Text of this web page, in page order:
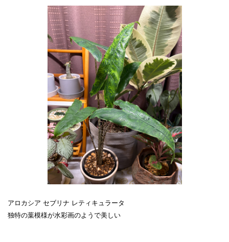
アロカシア セブリナ レティキュラータ
独特の葉模様が水彩画のようで美しい